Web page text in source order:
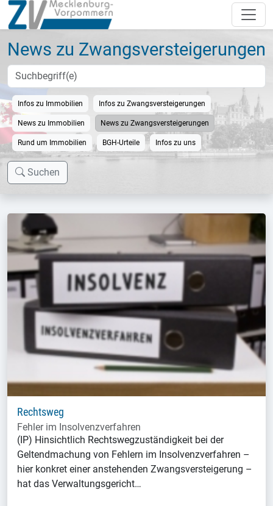
News zu Zwangsversteigerungen
Infos zu Immobilien Infos zu Zwangsversteigerungen
News zu Immobilien News zu Zwangsversteigerungen
Rund um Immobilien BGH-Urteile Infos zu uns
Suchen
Rechtsweg
Fehler im Insolvenzverfahren
(IP) Hinsichtlich Rechtswegzuständigkeit bei der
Geltendmachung von Fehlern im Insolvenzverfahren –
hier konkret einer anstehenden Zwangsversteigerung –
hat das Verwaltungsgericht…